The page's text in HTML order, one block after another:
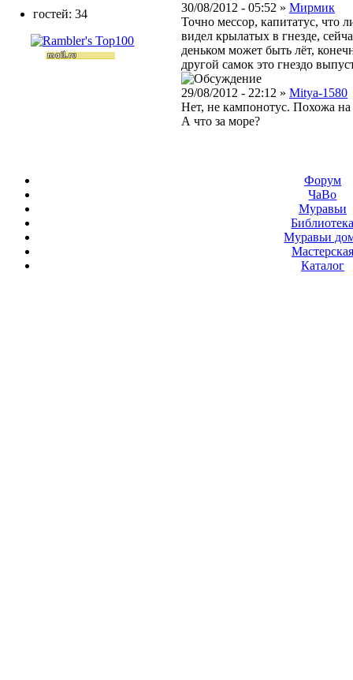
30/08/2012 - 05:52 » Мирмик
Точно мессор, капитатус, что
видел крылатых в гнезде,
деньком может быть лёт,
другой самок это гнездо
29/08/2012 - 22:12 » Mitya-1580
Нет, не кампонотус. Похожа на
А что за море?
гостей: 34
Форум
ЧаВо
Муравьи
Муравьи
Мастерская
Каталог